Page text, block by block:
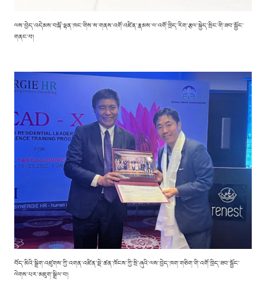
ལས་བྱེད་འདེམས་བསྐོ་ལྷན་ཁང་གིས་ས་གནས་འགོ་འཛིན་རྣམས་ལ་འགོ་ཁྲིད་རིག་རྩལ་སྐྱེད་སྲིང་གི་ཟབ་སྦྱོང་
གནང་བ།
བོད་མིའི་སྒྲིག་འཛུགས་ཀྱི་འགན་འཛིན་སྡེ་ཚན་ཁོངས་ཀྱི་སྲི་ཞུའི་ལས་བྱེད་ཁག་གཅིག་གི་འགོ་ཁྲིད་ཟབ་སྦྱོང་
ལེགས་པར་མཇུག་སྒྲིལ་བ།